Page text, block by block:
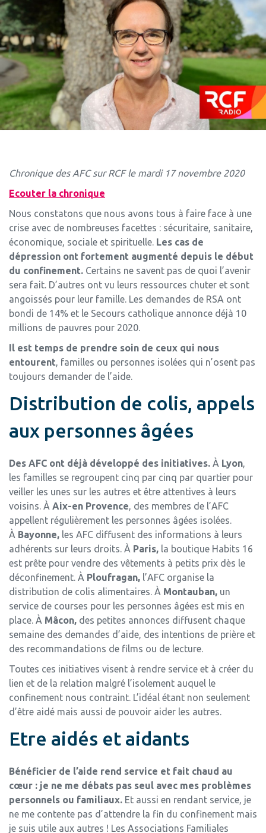
Chronique des AFC sur RCF le mardi 17 novembre 2020
Ecouter la chronique
Nous constatons que nous avons tous à faire face à une
crise avec de nombreuses facettes : sécuritaire, sanitaire,
économique, sociale et spirituelle. Les cas de
dépression ont fortement augmenté depuis le début
du confinement. Certains ne savent pas de quoi l’avenir
sera fait. D’autres ont vu leurs ressources chuter et sont
angoissés pour leur famille. Les demandes de RSA ont
bondi de 14% et le Secours catholique annonce déjà 10
millions de pauvres pour 2020.
Il est temps de prendre soin de ceux qui nous
entourent, familles ou personnes isolées qui n’osent pas
toujours demander de l’aide.
Distribution de colis, appels
aux personnes âgées
Des AFC ont déjà développé des initiatives. À Lyon,
les familles se regroupent cinq par cinq par quartier pour
veiller les unes sur les autres et être attentives à leurs
voisins. À Aix-en Provence, des membres de l’AFC
appellent régulièrement les personnes âgées isolées.
À Bayonne, les AFC diffusent des informations à leurs
adhérents sur leurs droits. À Paris, la boutique Habits 16
est prête pour vendre des vêtements à petits prix dès le
déconfinement. À Ploufragan, l’AFC organise la
distribution de colis alimentaires. À Montauban, un
service de courses pour les personnes âgées est mis en
place. À Mâcon, des petites annonces diffusent chaque
semaine des demandes d’aide, des intentions de prière et
des recommandations de films ou de lecture.
Toutes ces initiatives visent à rendre service et à créer du
lien et de la relation malgré l’isolement auquel le
confinement nous contraint. L’idéal étant non seulement
d’être aidé mais aussi de pouvoir aider les autres.
Etre aidés et aidants
Bénéficier de l’aide rend service et fait chaud au
cœur : je ne me débats pas seul avec mes problèmes
personnels ou familiaux. Et aussi en rendant service, je
ne me contente pas d’attendre la fin du confinement mais
je suis utile aux autres ! Les Associations Familiales